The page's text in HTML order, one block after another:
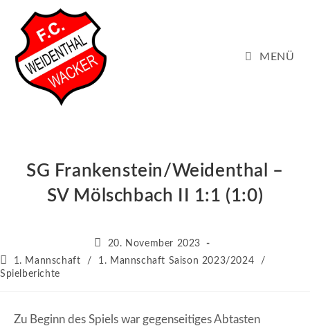
Inhalt
springen
MENÜ
SG Frankenstein/Weidenthal –
SV Mölschbach II 1:1 (1:0)
Beitrag
veröffentlicht:
20. November 2023
Beitrags-
Kategorie:
1. Mannschaft / 1. Mannschaft Saison 2023/2024
/
Spielberichte
Zu Beginn des Spiels war gegenseitiges Abtasten